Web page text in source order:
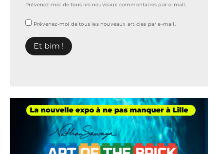
Prévenez-moi de tous les nouveaux commentaires par e-mail.
Prévenez-moi de tous les nouveaux articles par e-mail.